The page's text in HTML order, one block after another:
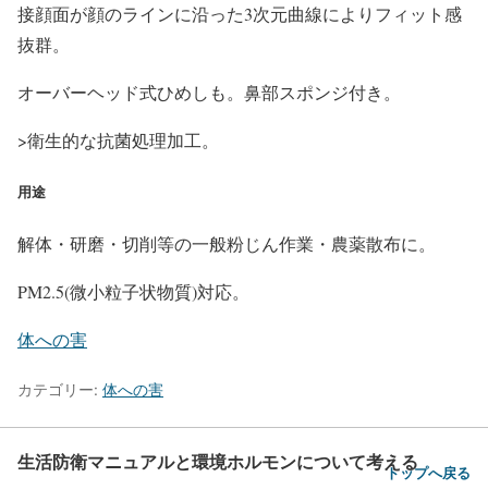
接顔面が顔のラインに沿った3次元曲線によりフィット感
抜群。
オーバーヘッド式ひめしも。鼻部スポンジ付き。
>衛生的な抗菌処理加工。
用途
解体・研磨・切削等の一般粉じん作業・農薬散布に。
PM2.5(微小粒子状物質)対応。
体への害
カテゴリー: 体への害
生活防衛マニュアルと環境ホルモンについて考えるトップへ戻る